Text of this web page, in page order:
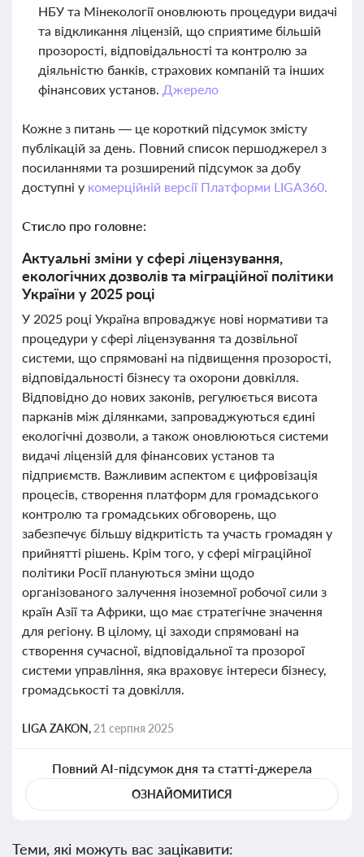
НБУ та Мінекології оновлюють процедури видачі
та відкликання ліцензій, що сприятиме більшій
прозорості, відповідальності та контролю за
діяльністю банків, страхових компаній та інших
фінансових установ. Джерело
Кожне з питань — це короткий підсумок змісту
публікацій за день. Повний список першоджерел з
посиланнями та розширений підсумок за добу
доступні у комерційній версії Платформи LIGA360.
Стисло про головне:
Актуальні зміни у сфері ліцензування,
екологічних дозволів та міграційної політики
України у 2025 році
У 2025 році Україна впроваджує нові нормативи та
процедури у сфері ліцензування та дозвільної
системи, що спрямовані на підвищення прозорості,
відповідальності бізнесу та охорони довкілля.
Відповідно до нових законів, регулюється висота
парканів між ділянками, запроваджуються єдині
екологічні дозволи, а також оновлюються системи
видачі ліцензій для фінансових установ та
підприємств. Важливим аспектом є цифровізація
процесів, створення платформ для громадського
контролю та громадських обговорень, що
забезпечує більшу відкритість та участь громадян у
прийнятті рішень. Крім того, у сфері міграційної
політики Росії плануються зміни щодо
організованого залучення іноземної робочої сили з
країн Азії та Африки, що має стратегічне значення
для регіону. В цілому, ці заходи спрямовані на
створення сучасної, відповідальної та прозорої
системи управління, яка враховує інтереси бізнесу,
громадськості та довкілля.
LIGA ZAKON, 21 серпня 2025
Повний AI-підсумок дня та статті-джерела
ОЗНАЙОМИТИСЯ
Теми, які можуть вас зацікавити: